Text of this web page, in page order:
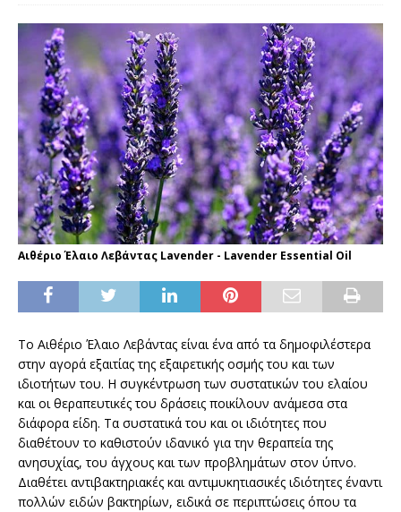
Αιθέριο Έλαιο Λεβάντας Lavender - Lavender Essential Oil
Το Αιθέριο Έλαιο Λεβάντας είναι ένα από τα δημοφιλέστερα
στην αγορά εξαιτίας της εξαιρετικής οσμής του και των
ιδιοτήτων του. Η συγκέντρωση των συστατικών του ελαίου
και οι θεραπευτικές του δράσεις ποικίλουν ανάμεσα στα
διάφορα είδη. Τα συστατικά του και οι ιδιότητες που
διαθέτουν το καθιστούν ιδανικό για την θεραπεία της
ανησυχίας, του άγχους και των προβλημάτων στον ύπνο.
Διαθέτει αντιβακτηριακές και αντιμυκητιασικές ιδιότητες έναντι
πολλών ειδών βακτηρίων, ειδικά σε περιπτώσεις όπου τα